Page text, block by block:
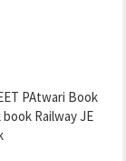
PAtwari Book
Railway JE